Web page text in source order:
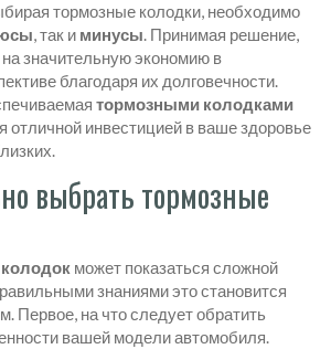
тормозные колодки, необходимо
, так и минусы. Принимая решение,
значительную экономию в
благодаря их долговечности.
тормозными колодками
отличной инвестицией в ваше здоровье
выбрать тормозные
может показаться сложной
знаниями это становится
Первое, на что следует обратить
вашей модели автомобиля.